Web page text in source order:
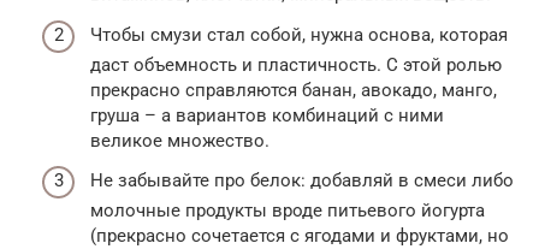
Чтобы смузи стал собой, нужна основа, которая
даст объемность и пластичность. С этой ролью
прекрасно справляются банан, авокадо, манго,
груша – а вариантов комбинаций с ними
великое множество.
Не забывайте про белок: добавляй в смеси либо
молочные продукты вроде питьевого йогурта
(прекрасно сочетается с ягодами и фруктами, но